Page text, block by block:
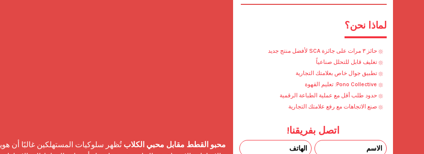
محبو القطط مقابل محبي الكلاب
لماذا نحن؟
حائز ٣ مرات على جائزة SCA لأفضل منتج جديد
تغليف قابل للتحلل صناعياً
تطبيق جوال خاص بعلامتك التجارية
Pono Collective: تعليم القهوة
حدود طلب أقل مع عملية الطباعة الرقمية
صنع الاتجاهات مع رفع علامتك التجارية
اتصل بفريقنا!